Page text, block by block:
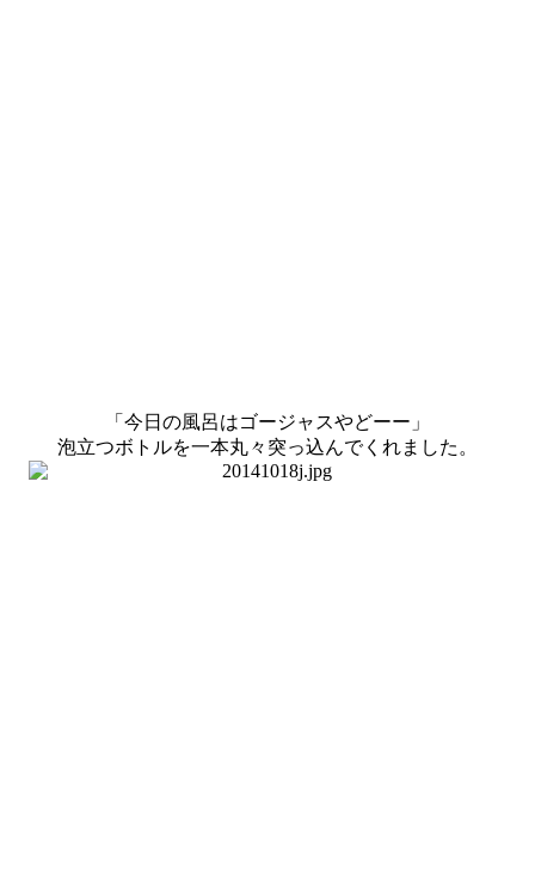
「今日の風呂はゴージャスやどーー」
泡立つボトルを一本丸々突っ込んでくれました。